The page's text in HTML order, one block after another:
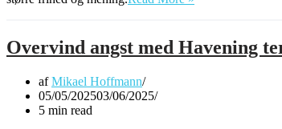
til
Overvind angst med Havening
afMikael Hoffmann
05/05/202503/06/2025
5 min read